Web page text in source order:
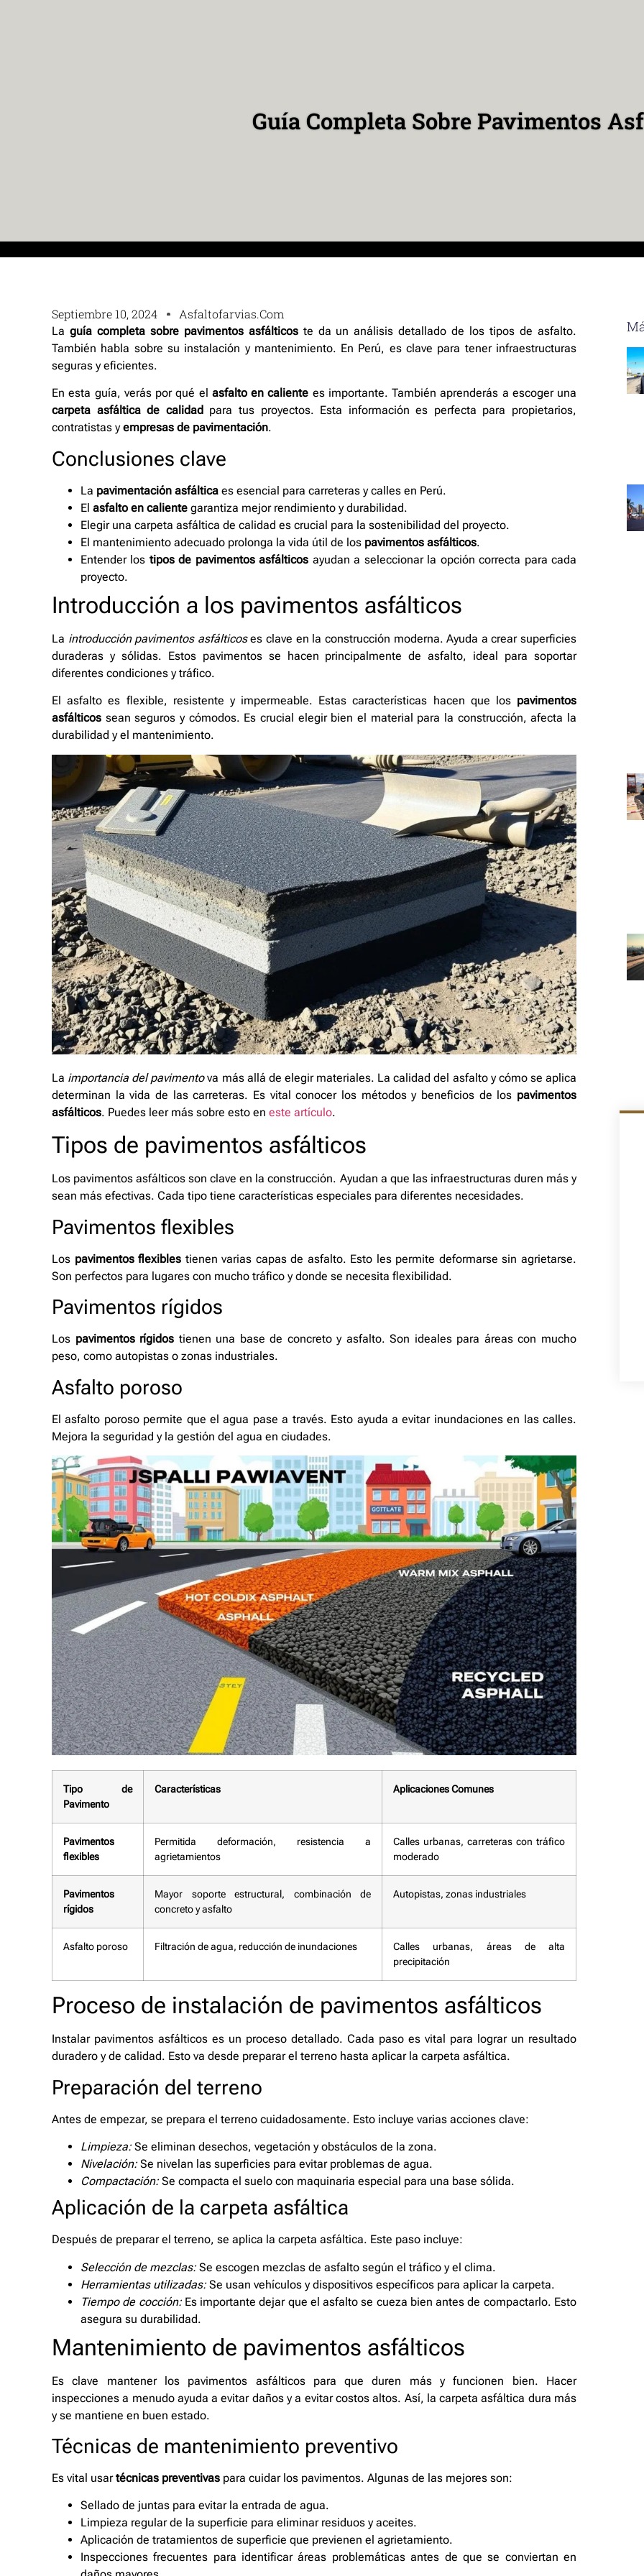
Guía Completa Sobre Pavimentos
Septiembre 10, 2024 Asfaltofarvias.com
La guía completa sobre pavimentos asfálticoste da un análisis detallado de los tipos de asfalto.
También habla sobre su instalación y mantenimiento. En Perú, es clave para tener infraestructuras
seguras y eficientes.
En esta guía, verás por qué el asfalto en caliente es importante. También aprenderás a escoger una
carpeta asfáltica de calidad para tus proyectos. Esta información es perfecta para propietarios,
contratistas yempresas de pavimentación.
Conclusiones clave
La pavimentación asfáltica es esencial para carreteras y calles en Perú.
El asfalto en caliente garantiza mejor rendimiento y durabilidad.
Elegir una carpeta asfáltica de calidad es crucial para la sostenibilidad del proyecto.
El mantenimiento adecuado prolonga la vida útil de los pavimentos asfálticos.
Entender los tipos de pavimentos asfálticos ayudan a seleccionar la opción correcta para cada
proyecto.
Introducción a los pavimentos asfálticos
La introducción pavimentos asfálticoses clave en la construcción moderna. Ayuda a crear superficies
duraderas y sólidas. Estos pavimentos se hacen principalmente de asfalto, ideal para soportar
diferentes condiciones y tráfico.
El asfalto es flexible, resistente y impermeable. Estas características hacen que los pavimentos
asfálticos sean seguros y cómodos. Es crucial elegir bien el material para la construcción, afecta la
durabilidad y el mantenimiento.
La importancia del pavimentova más allá de elegir materiales. La calidad del asfalto y cómo se aplica
determinan la vida de las carreteras. Es vital conocer los métodos y beneficios de los pavimentos
asfálticos. Puedes leer más sobre esto en este artículo.
Tipos de pavimentos asfálticos
Los pavimentos asfálticos son clave en la construcción. Ayudan a que las infraestructuras duren más y
sean más efectivas. Cada tipo tiene características especiales para diferentes necesidades.
Pavimentos flexibles
Los pavimentos flexibles tienen varias capas de asfalto. Esto les permite deformarse sin agrietarse.
Son perfectos para lugares con mucho tráfico y donde se necesita flexibilidad.
Pavimentos rígidos
Los pavimentos rígidos tienen una base de concreto y asfalto. Son ideales para áreas con mucho
peso, como autopistas o zonas industriales.
Asfalto poroso
El asfalto poroso permite que el agua pase a través. Esto ayuda a evitar inundaciones en las calles.
Mejora la seguridad y la gestión del agua en ciudades.
Tipo de
Pavimento
Características Aplicaciones Comunes
Pavimentos
flexibles
Permitida deformación, resistencia a
agrietamientos
Calles urbanas, carreteras con tráfico
moderado
Pavimentos
rígidos
Mayor soporte estructural, combinación de
concreto y asfalto
Autopistas, zonas industriales
Asfalto poroso Filtración de agua, reducción de inundaciones
Calles urbanas, áreas de alta
precipitación
Proceso de instalación de pavimentos asfálticos
Instalar pavimentos asfálticos es un proceso detallado. Cada paso es vital para lograr un resultado
duradero y de calidad. Esto va desde preparar el terreno hasta aplicar la carpeta asfáltica.
Preparación del terreno
Antes de empezar, se prepara el terreno cuidadosamente. Esto incluye varias acciones clave:
Limpieza:Se eliminan desechos, vegetación y obstáculos de la zona.
Nivelación:Se nivelan las superficies para evitar problemas de agua.
Compactación:Se compacta el suelo con maquinaria especial para una base sólida.
Aplicación de la carpeta asfáltica
Después de preparar el terreno, se aplica la carpeta asfáltica. Este paso incluye:
Selección de mezclas:Se escogen mezclas de asfalto según el tráfico y el clima.
Herramientas utilizadas:Se usan vehículos y dispositivos específicos para aplicar la carpeta.
Tiempo de cocción:Es importante dejar que el asfalto se cueza bien antes de compactarlo. Esto
asegura su durabilidad.
Mantenimiento de pavimentos asfálticos
Es clave mantener los pavimentos asfálticos para que duren más y funcionen bien. Hacer
inspecciones a menudo ayuda a evitar daños y a evitar costos altos. Así, la carpeta asfáltica dura más
y se mantiene en buen estado.
Técnicas de mantenimiento preventivo
Es vital usartécnicas preventivas para cuidar los pavimentos. Algunas de las mejores son:
Sellado de juntas para evitar la entrada de agua.
Limpieza regular de la superficie para eliminar residuos y aceites.
Aplicación de tratamientos de superficie que previenen el agrietamiento.
Inspecciones frecuentes para identificar áreas problemáticas antes de que se conviertan en